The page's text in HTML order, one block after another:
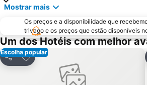
Mostrar mais
Os preços e a disponibilidade que
trivago e os preços que estão disponíveis
Um dos Hotéis com melhor
Escolha popular
Partilhar
Adicionar aos favoritos